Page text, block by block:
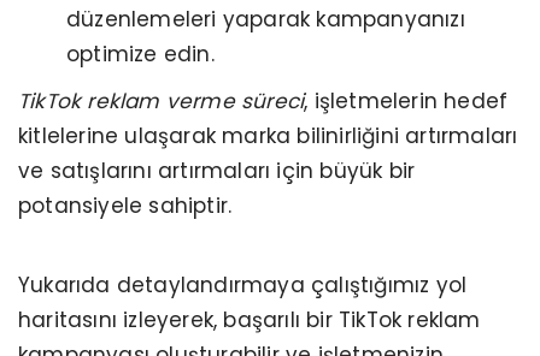
düzenlemeleri yaparak kampanyanızı
optimize edin.
TikTok reklam verme süreci, işletmelerin hedef
kitlelerine ulaşarak marka bilinirliğini artırmaları
ve satışlarını artırmaları için büyük bir
potansiyele sahiptir.
Yukarıda detaylandırmaya çalıştığımız yol
haritasını izleyerek, başarılı bir TikTok reklam